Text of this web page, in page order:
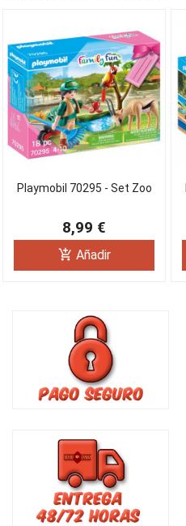
Playmobil 70295 - Set Zoo
8,99 €
add_shopping_cart Añadir